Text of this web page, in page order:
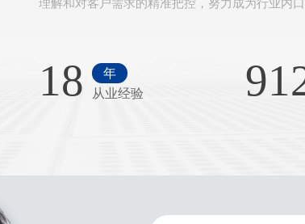
理解和对客户需求的精准把控，努力成为行业内
18
年
从业经验